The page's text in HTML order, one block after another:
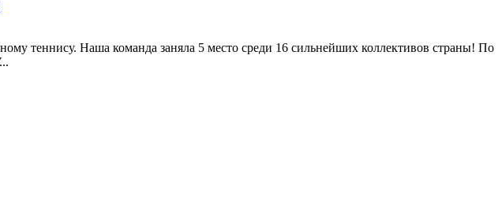
теннису. Наша команда заняла 5 место среди 16 сильнейших коллективов страны! По